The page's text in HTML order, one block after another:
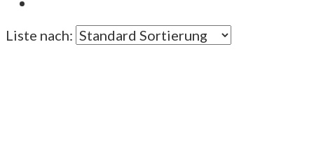
Liste nach: